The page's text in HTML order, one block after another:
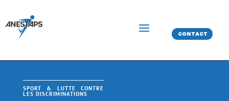
CONTACT
SPORT & LUTTE CONTRE
LES DISCRIMINATIONS